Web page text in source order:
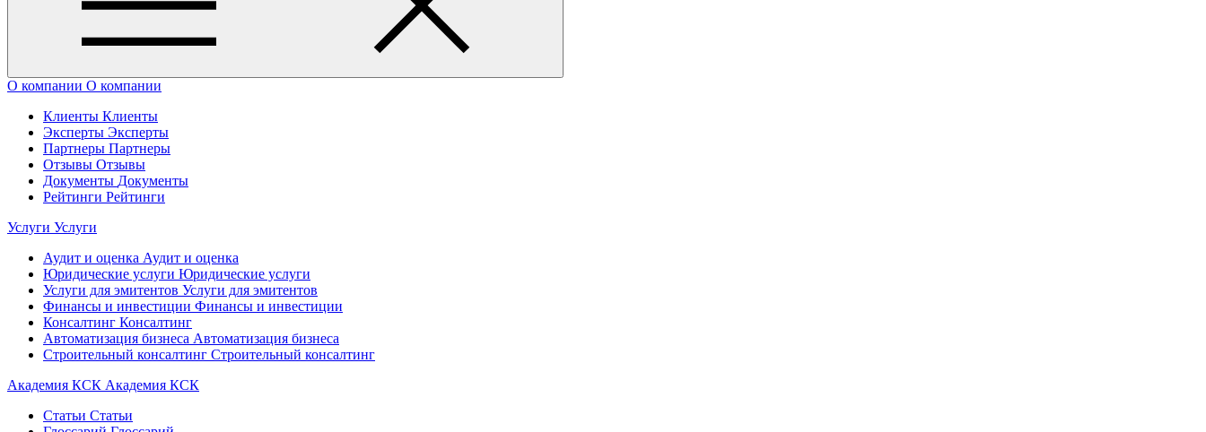
О компании О компании
Клиенты Клиенты
Эксперты Эксперты
Партнеры Партнеры
Отзывы Отзывы
Документы Документы
Рейтинги Рейтинги
Услуги Услуги
Аудит и оценка Аудит и оценка
Юридические услуги Юридические услуги
Услуги для эмитентов Услуги для эмитентов
Финансы и инвестиции Финансы и инвестиции
Консалтинг Консалтинг
Автоматизация бизнеса Автоматизация бизнеса
Строительный консалтинг Строительный консалтинг
Академия КСК Академия КСК
Статьи Статьи